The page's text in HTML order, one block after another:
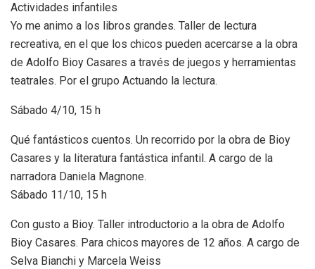
Actividades infantiles
Yo me animo a los libros grandes. Taller de lectura
recreativa, en el que los chicos pueden acercarse a la obra
de Adolfo Bioy Casares a través de juegos y herramientas
teatrales. Por el grupo Actuando la lectura.
Sábado 4/10, 15 h
Qué fantásticos cuentos. Un recorrido por la obra de Bioy
Casares y la literatura fantástica infantil. A cargo de la
narradora Daniela Magnone.
Sábado 11/10, 15 h
Con gusto a Bioy. Taller introductorio a la obra de Adolfo
Bioy Casares. Para chicos mayores de 12 años. A cargo de
Selva Bianchi y Marcela Weiss